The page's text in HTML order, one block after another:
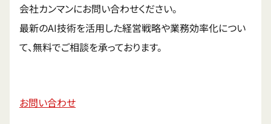
会社カンマンにお問い合わせください。
最新のAI技術を活用した経営戦略や業務効率化につい
て、無料でご相談を承っております。
お問い合わせ